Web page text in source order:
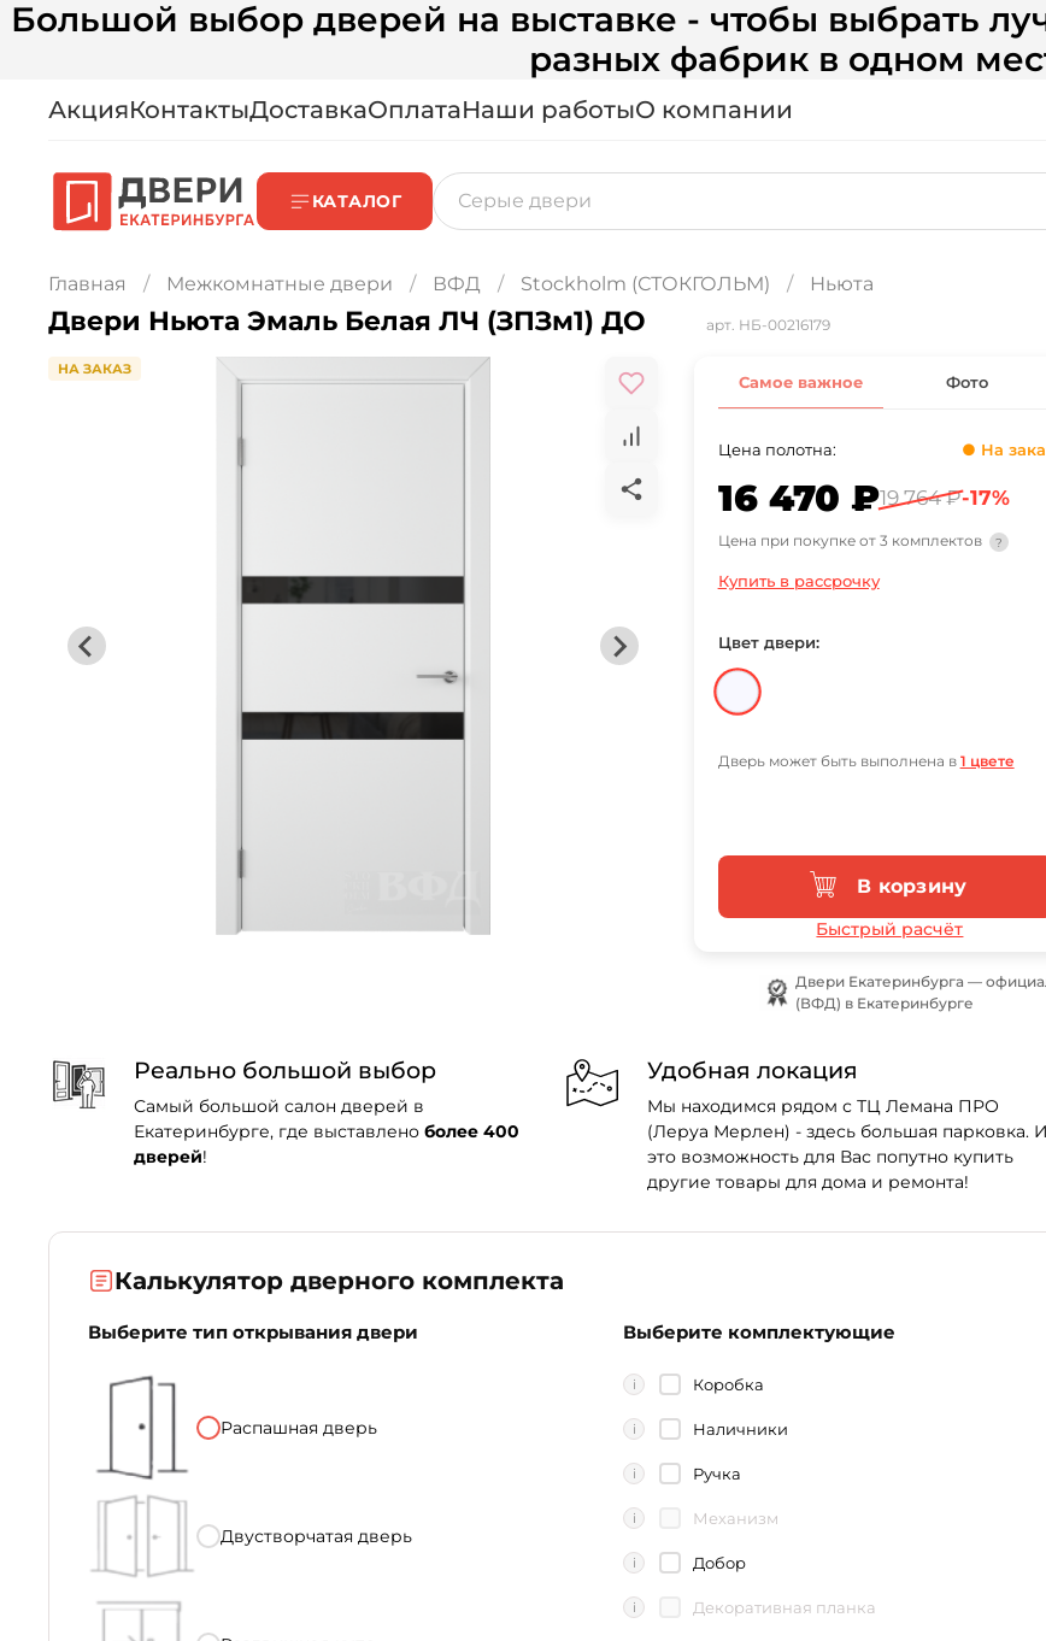
Большой выбор дверей на выставке - чтобы выбрать
разных фабрик в одном
АкцияКонтактыДоставкаОплатаНаши работыО компании
КАТАЛОГ
Главная Межкомнатные двери ВФД Stockholm (СТОКГОЛЬМ) Ньюта
Двери Ньюта Эмаль Белая ЛЧ (ЗПЗм1) ДО арт. НБ-00216179
НА ЗАКАЗ
Самое важное Фото
Цена полотна: ● На
16 470 ₽19 764 ₽-17%
Цена при покупке от 3 комплектов ?
Купить в рассрочку
Цвет двери:
Дверь может быть выполнена в 1 цвете
В корзину
Быстрый расчёт
Двери Екатеринбурга —
(ВФД) в Екатеринбурге
Реально большой выбор
Самый большой салон дверей в
Екатеринбурге, где выставлено более 400
дверей!
Удобная локация
Мы находимся рядом с ТЦ Лемана ПРО
(Леруа Мерлен) - здесь большая парковка. И
это возможность для Вас попутно купить
другие товары для дома и ремонта!
Калькулятор дверного комплекта
Выберите тип открывания двери
Распашная дверь
Двустворчатая дверь
Выберите комплектующие
i Коробка
i Наличники
i Ручка
i Механизм
i Добор
i Декоративная планка